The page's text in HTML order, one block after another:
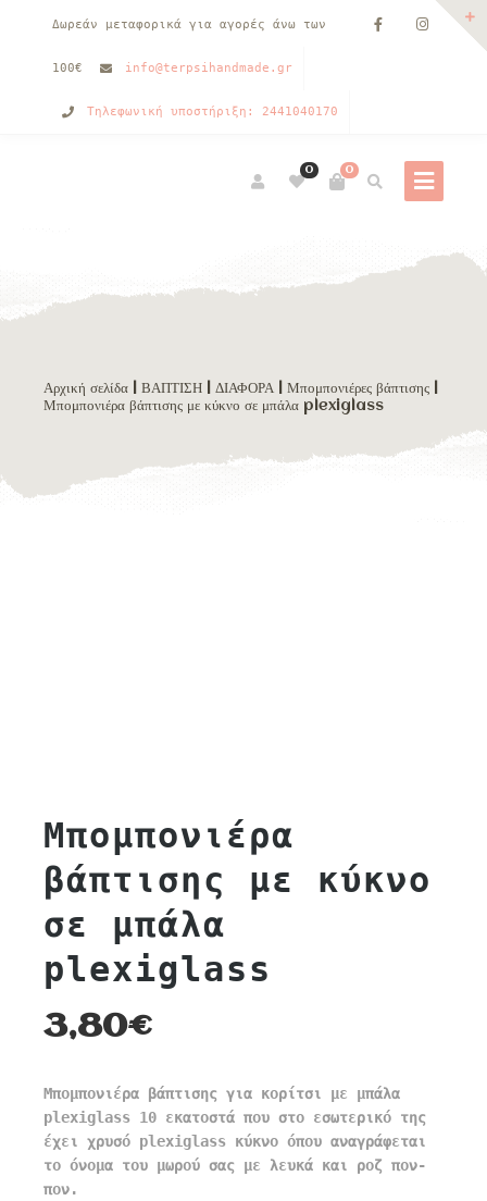
Δωρεάν μεταφορικά για αγορές άνω των
100€ info@terpsihandmade.gr
Τηλεφωνική υποστήριξη: 2441040170
0
0
Αρχική σελίδα ΒΑΠΤΙΣΗ ΔΙΑΦΟΡΑ Μπομπονιέρες βάπτισης
Μπομπονιέρα βάπτισης με κύκνο σε μπάλα plexiglass
Μπομπονιέρα
βάπτισης με κύκνο
σε μπάλα
plexiglass
3,80€
Μπομπονιέρα βάπτισης για κορίτσι με μπάλα
plexiglass 10 εκατοστά που στο εσωτερικό της
έχει χρυσό plexiglass κύκνο όπου αναγράφεται
το όνομα του μωρού σας με λευκά και ροζ πον-
πον.